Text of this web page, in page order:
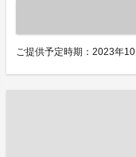
ご提供予定時期：2023年